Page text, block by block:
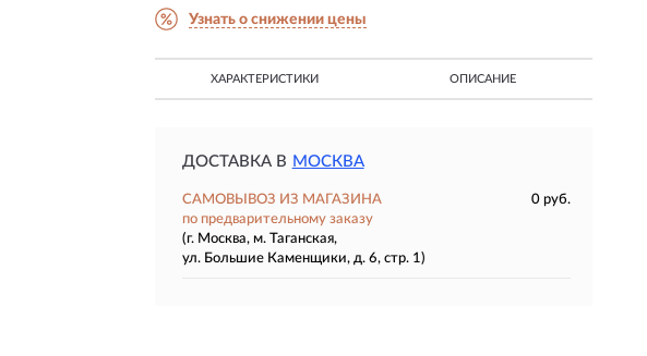
Узнать о снижении цены
ХАРАКТЕРИСТИКИ ОПИСАНИЕ
ДОСТАВКА В МОСКВА
САМОВЫВОЗ ИЗ МАГАЗИНА
0 руб.
по предварительному заказу
(г. Москва, м. Таганская,
ул. Большие Каменщики, д. 6, стр. 1)